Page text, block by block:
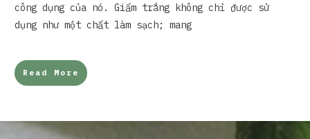
công dụng của nó. Giấm trắng không chỉ được sử
dụng như một chất làm sạch; mang
Read More